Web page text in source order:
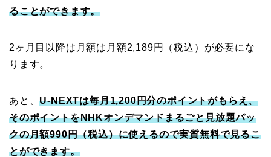
ることができます。
2ヶ月目以降は月額は月額2,189円（税込）が必要にな
ります。
あと、U-NEXTは毎月1,200円分のポイントがもらえ、
そのポイントをNHKオンデマンドまるごと見放題パッ
クの月額990円（税込）に使えるので実質無料で見るこ
とができます。